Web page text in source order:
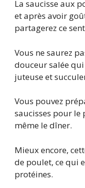
La saucisse aux
et après avoir
partagerez ce
Vous ne saurez
douceur salée
juteuse et
Vous pouvez
saucisses pour
même le dîner.
Mieux encore,
de poulet, ce qui
protéines.